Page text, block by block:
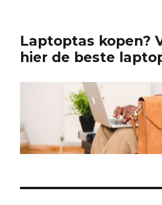
Laptoptas kopen?
hier de beste